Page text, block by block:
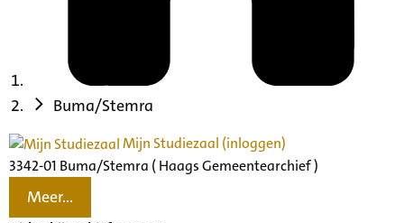
Buma/Stemra
Mijn Studiezaal (inloggen)
3342-01 Buma/Stemra ( Haags Gemeentearchief )
Meer...